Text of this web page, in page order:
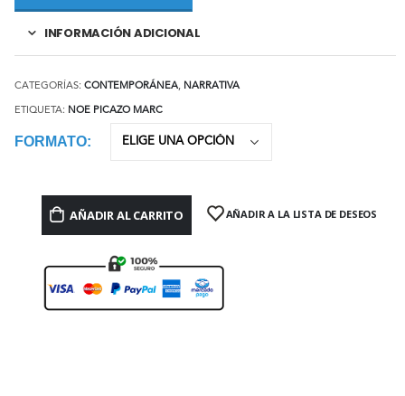
INFORMACIÓN ADICIONAL
CATEGORÍAS: CONTEMPORÁNEA, NARRATIVA
ETIQUETA: NOE PICAZO MARC
FORMATO
AÑADIR AL CARRITO AÑADIR A LA LISTA DE DESEOS